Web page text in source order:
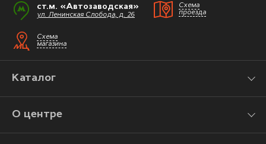
ст.м. «Автозаводская»
ул. Ленинская Слобода, д. 26
Схема
проезда
Схема
магазина
Каталог
О центре